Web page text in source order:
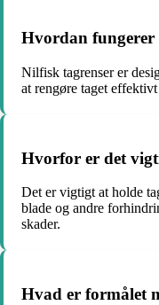
Hvordan fungerer
Nilfisk tagrenser er
at rengøre taget
Hvorfor er det
Det er vigtigt at holde
blade og andre
skader.
Hvad er formålet